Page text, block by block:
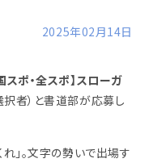
2025年02月14日
スポ・全スポ】スローガ
者）と書道部が応募し
」。文字の勢いで出場す